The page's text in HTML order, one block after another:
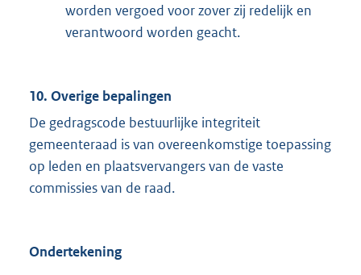
worden vergoed voor zover zij redelijk en
verantwoord worden geacht.
10. Overige bepalingen
De gedragscode bestuurlijke integriteit
gemeenteraad is van overeenkomstige toepassing
op leden en plaatsvervangers van de vaste
commissies van de raad.
Ondertekening